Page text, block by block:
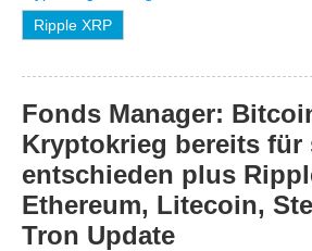
Ripple XRP
Fonds Manager:
Kryptokrieg bereits für
entschieden plus
Ethereum, Litecoin,
Tron Update